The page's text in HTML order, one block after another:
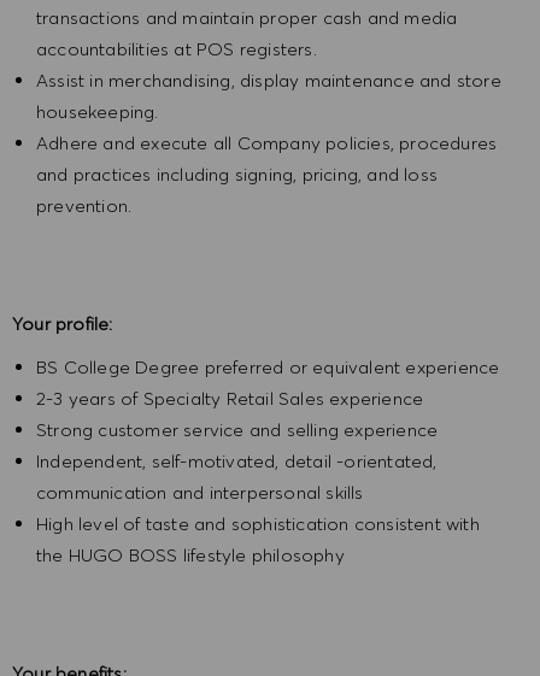
transactions and maintain proper cash and media
accountabilities at POS registers.
Assist in merchandising, display maintenance and store
housekeeping.
Adhere and execute all Company policies, procedures
and practices including signing, pricing, and loss
prevention.
Your profile:
BS College Degree preferred or equivalent experience
2-3 years of Specialty Retail Sales experience
Strong customer service and selling experience
Independent, self-motivated, detail -orientated,
communication and interpersonal skills
High level of taste and sophistication consistent with
the HUGO BOSS lifestyle philosophy